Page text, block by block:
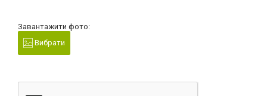
Завантажити фото:
Вибрати